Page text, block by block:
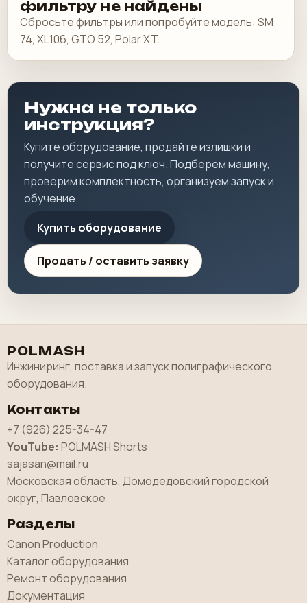
фильтру не найдены
Сбросьте фильтры или попробуйте модель: SM
74, XL106, GTO 52, Polar XT.
Нужна не только
инструкция?
Купите оборудование, продайте излишки и
получите сервис под ключ. Подберем машину,
проверим комплектность, организуем запуск и
обучение.
Купить оборудование
Продать / оставить заявку
POLMASH
Инжиниринг, поставка и запуск полиграфического
оборудования.
Контакты
+7 (926) 225-34-47
YouTube: POLMASH Shorts
sajasan@mail.ru
Московская область, Домодедовский городской
округ, Павловское
Разделы
Canon Production
Каталог оборудования
Ремонт оборудования
Документация